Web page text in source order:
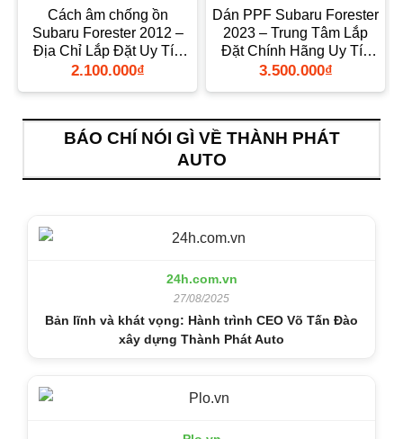
Cách âm chống ồn
Subaru Forester 2012 –
Địa Chỉ Lắp Đặt Uy Tín
TPHCM
2.100.000₫
Dán PPF Subaru Forester
2023 – Trung Tâm Lắp
Đặt Chính Hãng Uy Tín
TPHCM
3.500.000₫
BÁO CHÍ NÓI GÌ VỀ THÀNH PHÁT
AUTO
24h.com.vn
27/08/2025
Bản lĩnh và khát vọng: Hành trình CEO Võ Tấn Đào
xây dựng Thành Phát Auto